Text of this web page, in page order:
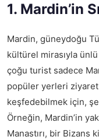
1. Mardin’in
Mardin, güneydoğu
kültürel mirasıyla
çoğu turist sadece
popüler yerleri
keşfedebilmek için,
Örneğin, Mardin’in
Manastırı, bir Bizans